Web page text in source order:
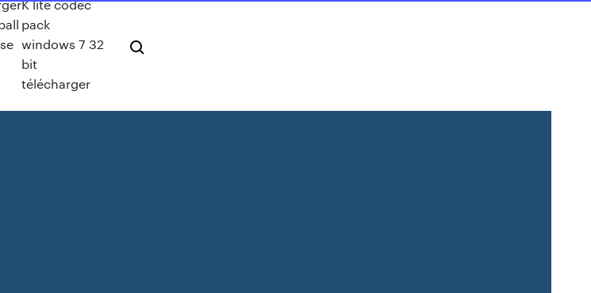
K lite codec
pack
windows 7 32
bit
télécharger